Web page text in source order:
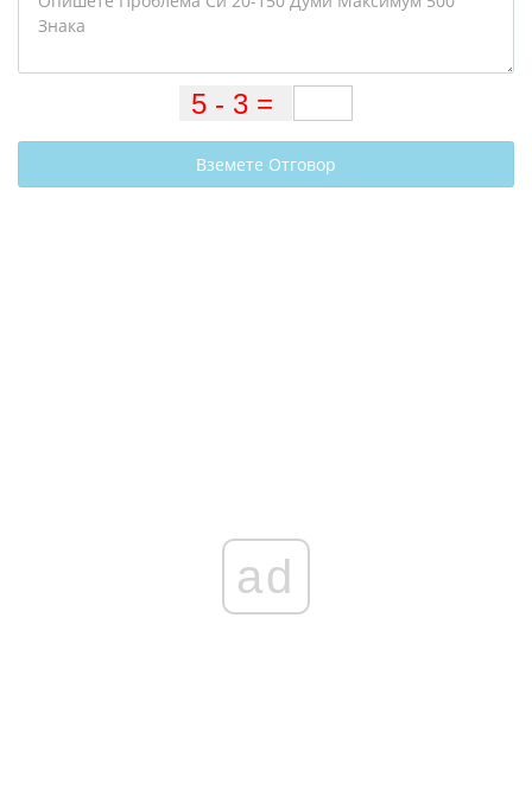
Вземете Отговор
ad